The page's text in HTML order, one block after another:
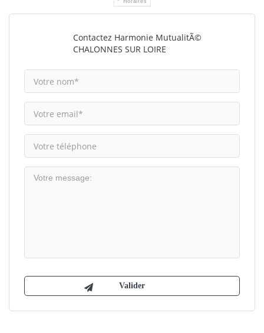
Horaires
Contactez Harmonie MutualitÃ©
CHALONNES SUR LOIRE